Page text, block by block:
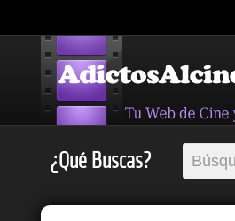
¿Qué Buscas?